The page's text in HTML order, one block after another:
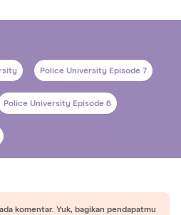
Police University Episode 7
Police University Episode 6
komentar. Yuk, bagikan pendapatmu